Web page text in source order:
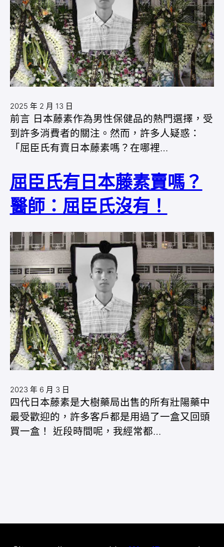
2025 年 2 月 13 日
前言 日本藤素作為男性保健品的熱門選擇，受
到許多消費者的關注。然而，許多人疑惑：
「屈臣氏有賣日本藤素嗎？在哪裡…
屈臣氏有日本藤素賣嗎？
醫師：屈臣氏沒有！
2023 年 6 月 3 日
四代日本藤素是大樹藥局出售的所有壯陽藥中
最受歡迎的，許多客戶都是用過了一盒又回頭
買一盒！ 近段時間呢，我經常都…